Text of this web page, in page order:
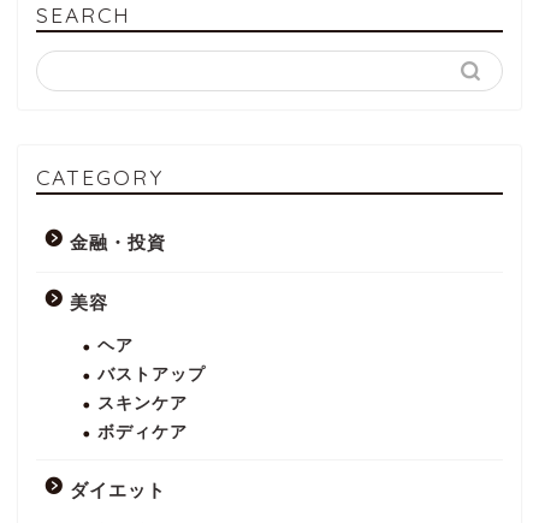
SEARCH
CATEGORY
金融・投資
美容
ヘア
バストアップ
スキンケア
ボディケア
ダイエット